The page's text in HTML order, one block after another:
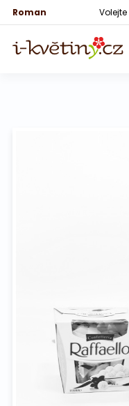
Roman Volejte
Na pohřeb